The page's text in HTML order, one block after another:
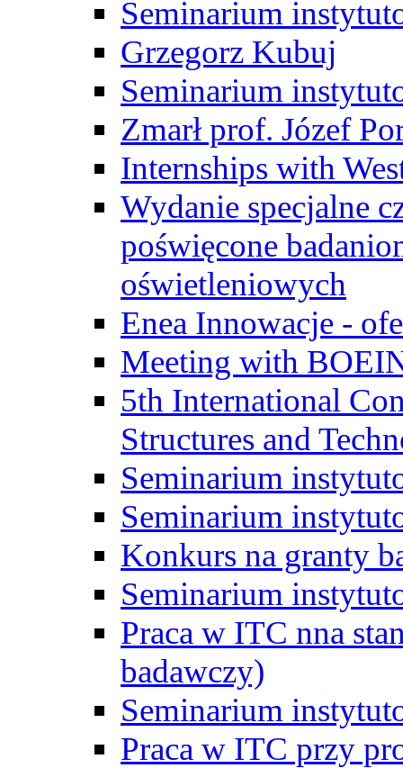
Seminarium
Grzegorz Kubuj
Seminarium
Zmarł prof. Józef
Internships with
Wydanie specjalne
poświęcone
oświetleniowych
Enea Innowacje -
Meeting with
5th International
Structures and
Seminarium
Seminarium
Konkurs na granty
Seminarium
Praca w ITC nna
badawczy)
Seminarium
Praca w ITC przy